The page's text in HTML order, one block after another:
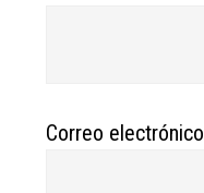
Correo electrónico